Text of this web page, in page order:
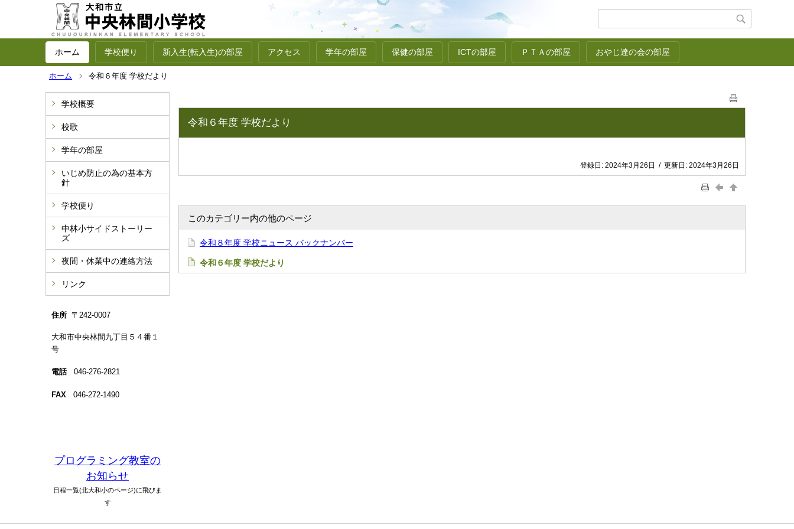
ホーム 学校便り 新入生(転入生)の部屋 アクセス 学年の部屋 保健の部屋 ICTの部屋 ＰＴＡの部屋 おやじ達の会の部屋
ホーム 令和６年度 学校だより
学校概要
校歌
学年の部屋
いじめ防止の為の基本方
針
学校便り
中林小サイドストーリー
ズ
夜間・休業中の連絡方法
リンク
住所 〒242-0007
大和市中央林間九丁目５４番１
号
電話046-276-2821
FAX 046-272-1490
プログラミング教室の
お知らせ
日程一覧(北大和小のページ)に飛びま
す
令和６年度 学校だより
登録日: 2024年3月26日 / 更新日: 2024年3月26日
このカテゴリー内の他のページ
令和８年度 学校ニュース バックナンバー
令和６年度 学校だより